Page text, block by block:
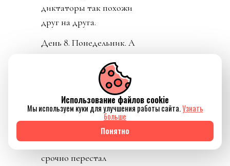
диктаторы так похожи
друг на друга.
День 8. Понедельник. А
«папочка» лысого из
ФИФА? А он не
отвечает на звонки. А на
пресс-конференции
заседатель в белом доме
срочно перестал
Использование файлов cookie
Мы используем куки для улучшения работы сайта.Узнать
больше
Понятно